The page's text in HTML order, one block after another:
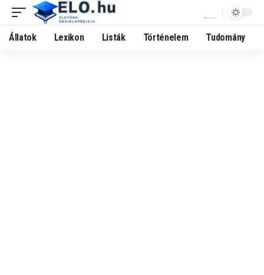
Állatok Lexikon Listák Történelem Tudomány